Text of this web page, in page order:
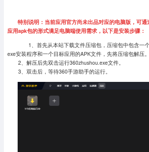
特别说明：当前应用官方尚未出品对应的电脑版，可
应用apk包的形式满足电脑端使用需求，以下是安装步骤：
1、首先从本站下载文件压缩包，压缩包中包含一
exe安装程序和一个目标应用的APK文件，先将压缩包解压。
2、解压后先双击运行360zhushou.exe文件。
3、双击后，等待360手游助手的运行。